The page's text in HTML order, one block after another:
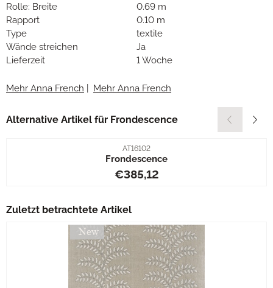
Rolle: Breite
0.69 m
Rapport
0.10 m
Type
textile
Wände streichen
Ja
Lieferzeit
1 Woche
Mehr Anna French Mehr Anna French
Alternative Artikel für Frondescence
Artikelnummer
AT16102
Frondescence
Preis: 385,12
€385,12
Zuletzt betrachtete Artikel